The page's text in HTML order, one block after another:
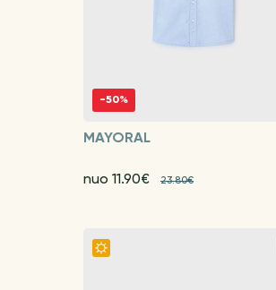
-50%
MAYORAL
nuo 11.90€ 23.80€